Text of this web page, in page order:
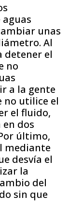
unas
Al
detener el
no
a la gente
no utilice el
el fluido,
dos
último,
mediante
desvía el
la
del
sin que